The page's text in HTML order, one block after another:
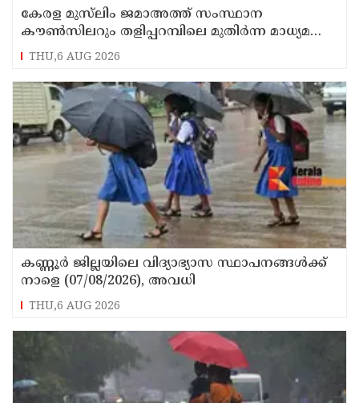
കേരള മുസ്‌ലിം ജമാഅത്ത് സംസ്ഥാന
കൗൺസിലറും തളിപ്പറമ്പിലെ മുതിർന്ന മാധ്യമ
പ്രവർത്തകനുമായ ബി എ അലി മൊഗ്രാൽ
നിര്യാതനായി
THU,6 AUG 2026
കണ്ണൂർ ജില്ലയിലെ വിദ്യാഭ്യാസ സ്ഥാപനങ്ങള്‍ക്ക്
നാളെ (07/08/2026), അവധി
THU,6 AUG 2026